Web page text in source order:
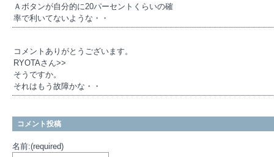
Ａボタンが自分的に20パーセントくらいの確
率で利いてないような・・
コメントありがとうございます。
RYOTAさん>>
そうですか。
それはもう故障かな・・
コメント投稿
名前:(required)